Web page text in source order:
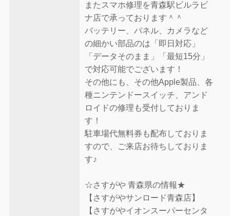
またスマホ修理を青森駅ビルラビ
ナ店で承っております＾＾
バッテリー、パネル、カメラなど
の細かい部品のは「即日対応」
「データそのまま」「最短15分」
で対応可能でございます！
その他にも、その他Apple製品、各
種ニンテンドースイッチ、アンド
ロイドの修理も受付しておりま
す！
駐車場代無料券も配布しておりま
すので、ご来店お待ちしておりま
す♪
☆さすがや 青森県の情報★
【さすがやサンロード青森店】
【さすがやイオンスーパーセンタ